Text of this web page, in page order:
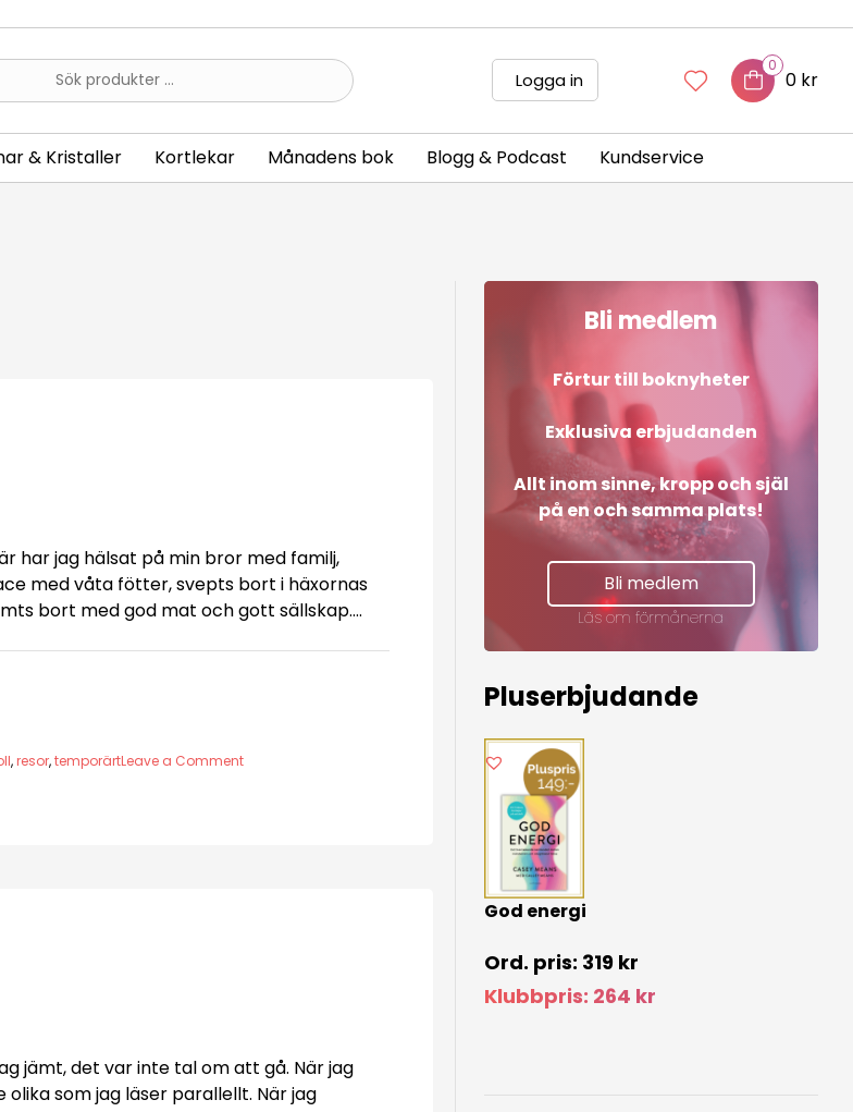
Logga in
0
0 kr
& Kristaller Kortlekar Månadens bok Blogg & Podcast Kundservice
har jag hälsat på min bror med familj,
med våta fötter, svepts bort i häxornas
bort med god mat och gott sällskap….
,resor,temporärtLeave a Commenton
jämt, det var inte tal om att gå. När jag
som jag läser parallellt. När jag
Bli medlem
Förtur till boknyheter
Exklusiva erbjudanden
Allt inom sinne, kropp och själ
på en och samma plats!
Bli medlem
Läs om förmånerna
Pluserbjudande
God energi
319 kr
Klubbpris: 264 kr